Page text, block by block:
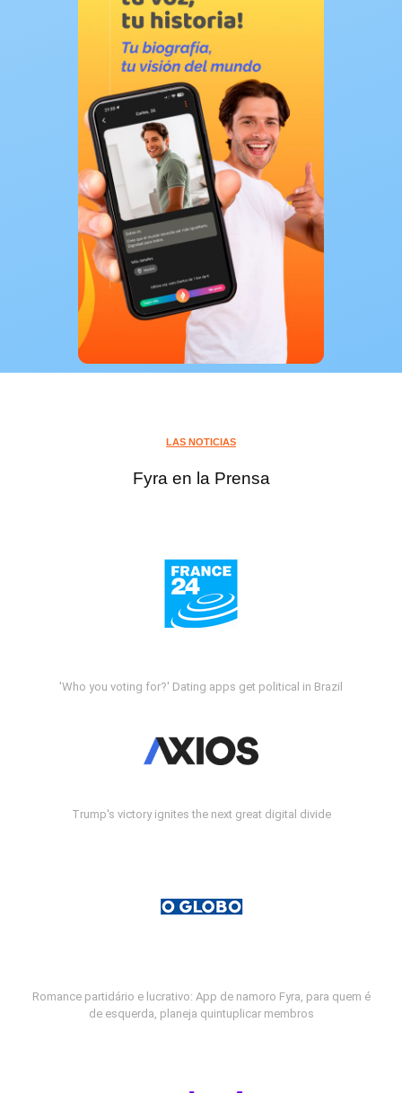
LAS NOTICIAS
Fyra en la Prensa
'Who you voting for?' Dating apps get political in Brazil
Trump's victory ignites the next great digital divide
Romance partidário e lucrativo: App de namoro Fyra, para quem é
de esquerda, planeja quintuplicar membros